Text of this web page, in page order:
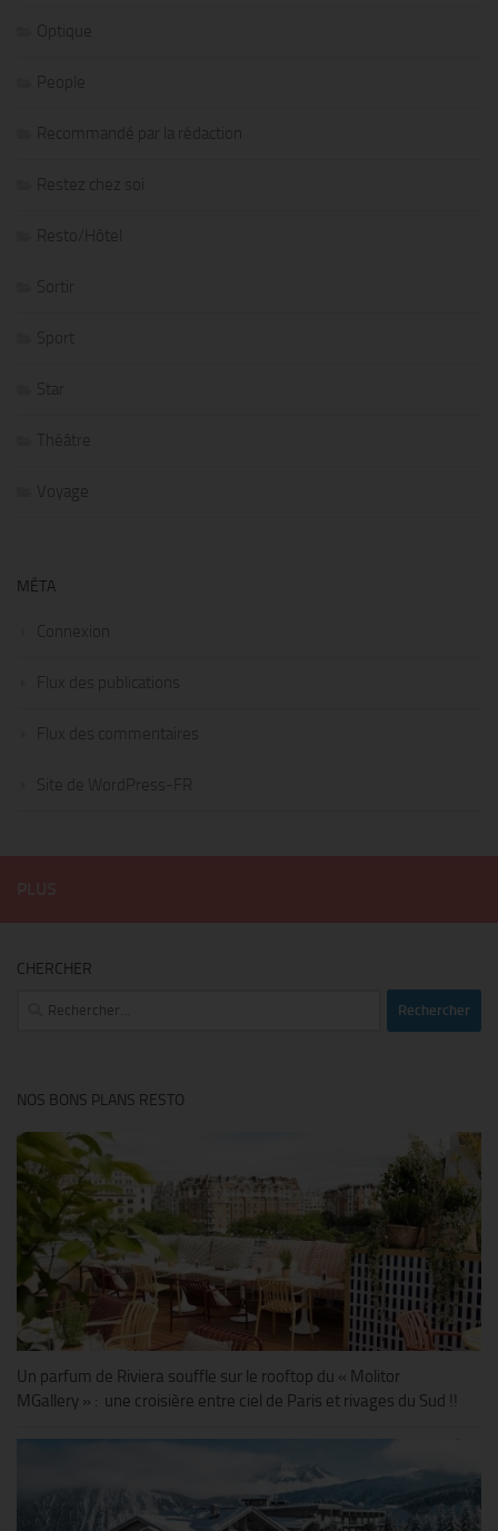
Optique
People
Recommandé par la rédaction
Restez chez soi
Resto/Hôtel
Sortir
Sport
Star
Théâtre
Voyage
MÉTA
Connexion
Flux des publications
Flux des commentaires
Site de WordPress-FR
CHERCHER
Rechercher :
NOS BONS PLANS RESTO
Un parfum de Riviera souffle sur le rooftop du « Molitor
MGallery » : une croisière entre ciel de Paris et rivages du Sud !!